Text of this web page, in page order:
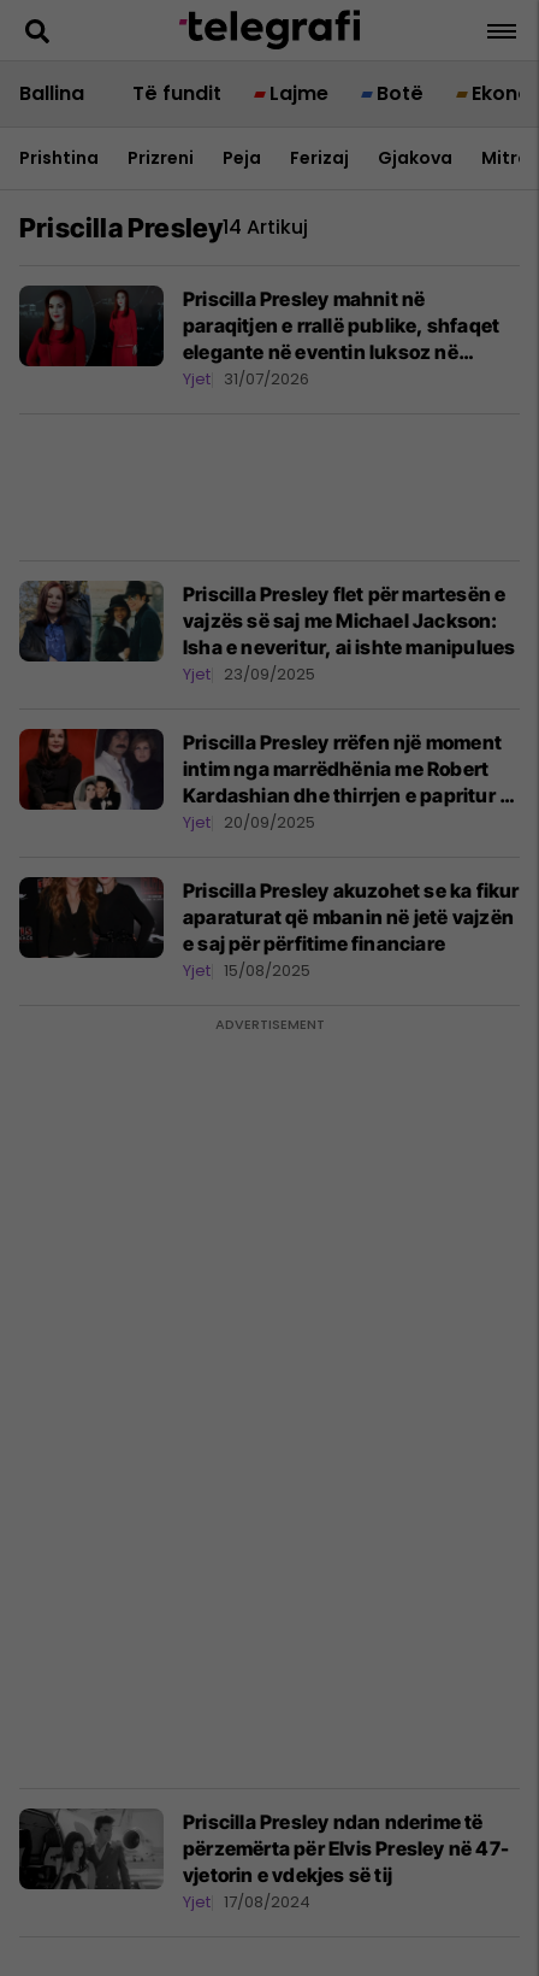
Ballina Të fundit Lajme Botë
Prishtina Prizreni Peja Ferizaj Gjakova
Priscilla Presley14 Artikuj
Priscilla Presley mahnit në
paraqitjen e rrallë publike, shfaqet
elegante në eventin luksoz në
Majorka
Yjet 31/07/2026
Priscilla Presley flet për martesën e
vajzës së saj me Michael Jackson:
Isha e neveritur, ai ishte manipulues
Yjet 23/09/2025
Priscilla Presley rrëfen një moment
intim nga marrëdhënia me Robert
Kardashian dhe thirrjen e papritur të
Elvis Presley
Yjet 20/09/2025
Priscilla Presley akuzohet se ka fikur
aparaturat që mbanin në jetë vajzën
e saj për përfitime financiare
Yjet 15/08/2025
Priscilla Presley ndan nderime të
përzemërta për Elvis Presley në 47-
vjetorin e vdekjes së tij
Yjet 17/08/2024